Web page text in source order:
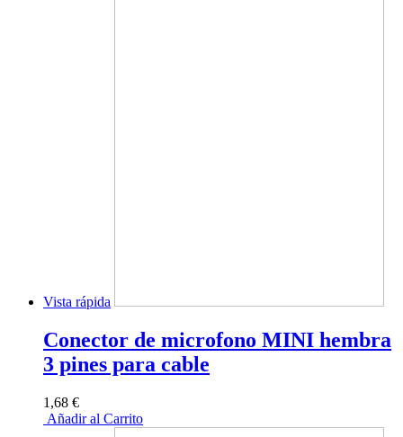
Vista rápida
Conector de microfono MINI hembra
3 pines para cable
1,68 €
Añadir al Carrito